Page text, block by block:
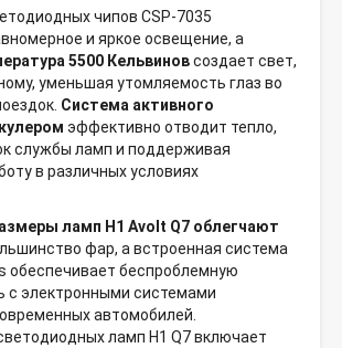
чипов CSP-7035
и яркое освещение, а
5500 Кельвиновсоздает свет,
уменьшая утомляемость глаз во
Система активного
эффективно отводит тепло,
службы ламп и поддерживая
в различных условиях
ламп H1 Avolt Q7 облегчают
фар, а встроенная система
обеспечивает беспроблемную
с электронными системами
автомобилей.
ламп H1 Q7 включает